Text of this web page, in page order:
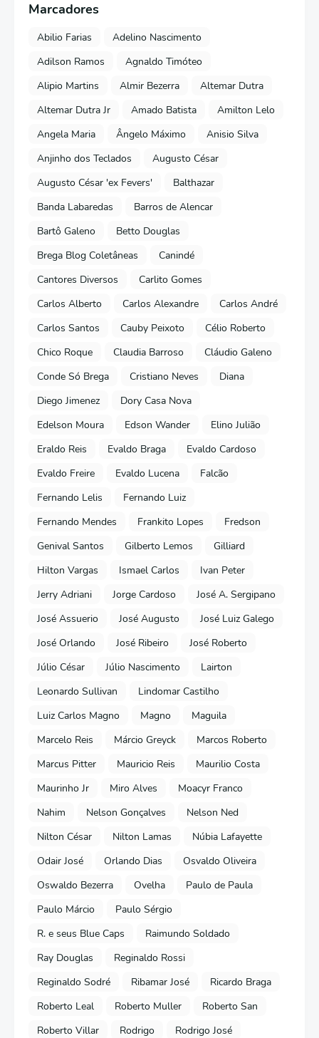
Marcadores
Abilio Farias
Adelino Nascimento
Adilson Ramos
Agnaldo Timóteo
Alipio Martins
Almir Bezerra
Altemar Dutra
Altemar Dutra Jr
Amado Batista
Amilton Lelo
Angela Maria
Ângelo Máximo
Anisio Silva
Anjinho dos Teclados
Augusto César
Augusto César 'ex Fevers'
Balthazar
Banda Labaredas
Barros de Alencar
Bartô Galeno
Betto Douglas
Brega Blog Coletâneas
Canindé
Cantores Diversos
Carlito Gomes
Carlos Alberto
Carlos Alexandre
Carlos André
Carlos Santos
Cauby Peixoto
Célio Roberto
Chico Roque
Claudia Barroso
Cláudio Galeno
Conde Só Brega
Cristiano Neves
Diana
Diego Jimenez
Dory Casa Nova
Edelson Moura
Edson Wander
Elino Julião
Eraldo Reis
Evaldo Braga
Evaldo Cardoso
Evaldo Freire
Evaldo Lucena
Falcão
Fernando Lelis
Fernando Luiz
Fernando Mendes
Frankito Lopes
Fredson
Genival Santos
Gilberto Lemos
Gilliard
Hilton Vargas
Ismael Carlos
Ivan Peter
Jerry Adriani
Jorge Cardoso
José A. Sergipano
José Assuerio
José Augusto
José Luiz Galego
José Orlando
José Ribeiro
José Roberto
Júlio César
Júlio Nascimento
Lairton
Leonardo Sullivan
Lindomar Castilho
Luiz Carlos Magno
Magno
Maguila
Marcelo Reis
Márcio Greyck
Marcos Roberto
Marcus Pitter
Mauricio Reis
Maurilio Costa
Maurinho Jr
Miro Alves
Moacyr Franco
Nahim
Nelson Gonçalves
Nelson Ned
Nilton César
Nilton Lamas
Núbia Lafayette
Odair José
Orlando Dias
Osvaldo Oliveira
Oswaldo Bezerra
Ovelha
Paulo de Paula
Paulo Márcio
Paulo Sérgio
R. e seus Blue Caps
Raimundo Soldado
Ray Douglas
Reginaldo Rossi
Reginaldo Sodré
Ribamar José
Ricardo Braga
Roberto Leal
Roberto Muller
Roberto San
Roberto Villar
Rodrigo
Rodrigo José